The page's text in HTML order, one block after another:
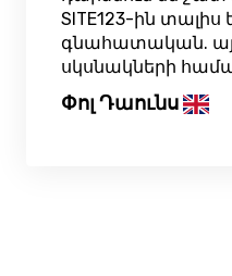
SITE123-ին
գնահատական.
սկսնակների
Փոլ Դաունս